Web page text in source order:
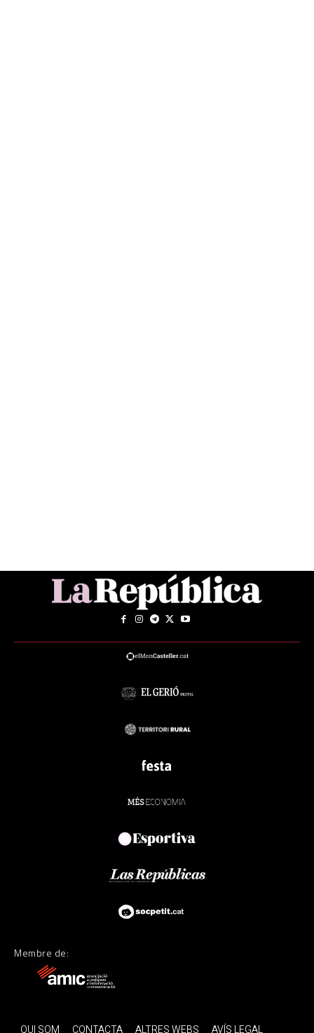
Membre de:
QUI SOM CONTACTA ALTRES WEBS AVÍS LEGAL